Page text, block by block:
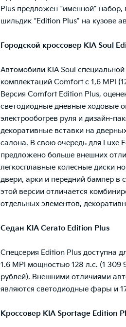
Plus предложен “именной”
шильдик “Edition Plus” на кузове
Городской кроссовер KIA Soul
Автомобили KIA Soul
комплектаций Comfort с 1,6 MPI
Версия Comfort Edition Plus,
светодиодные дневные ходовые
электрообогрев руля и дизайн-
декоративные вставки на
салона. В свою очередь для Luxe
предложено больше внешних
легкосплавные колесные диски
двери, арки и передний бампер в
этой версии отличается
отдельных элементов,
Седан KIA Cerato Edition Plus
Спецсерия Edition Plus доступна
1.6 MPI мощностью 128 л.с. (1 309
рублей). Внешними отличиями
являются светодиодные фары и
Кроссовер KIA Sportage Edition